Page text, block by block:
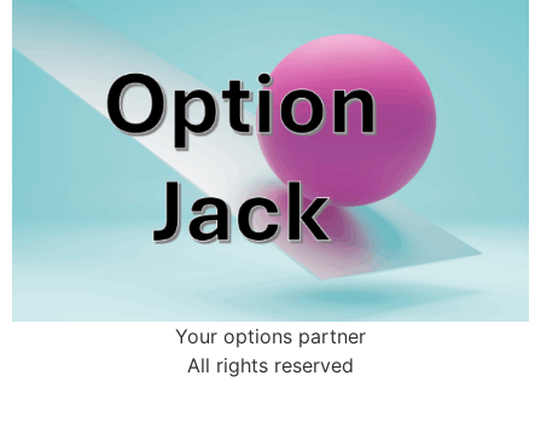
Your options partner
All rights reserved